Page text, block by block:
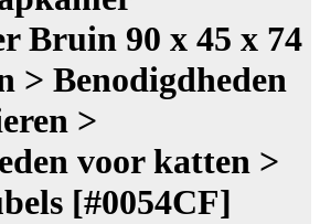
Bruin 90 x 45 x 74
> Benodigdheden
>
voor katten >
[#0054CF]